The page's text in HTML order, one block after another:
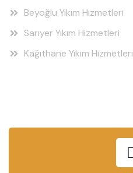
Beyoğlu Yıkım Hizmetleri
Sarıyer Yıkım Hizmetleri
Kağıthane Yıkım Hizmetleri